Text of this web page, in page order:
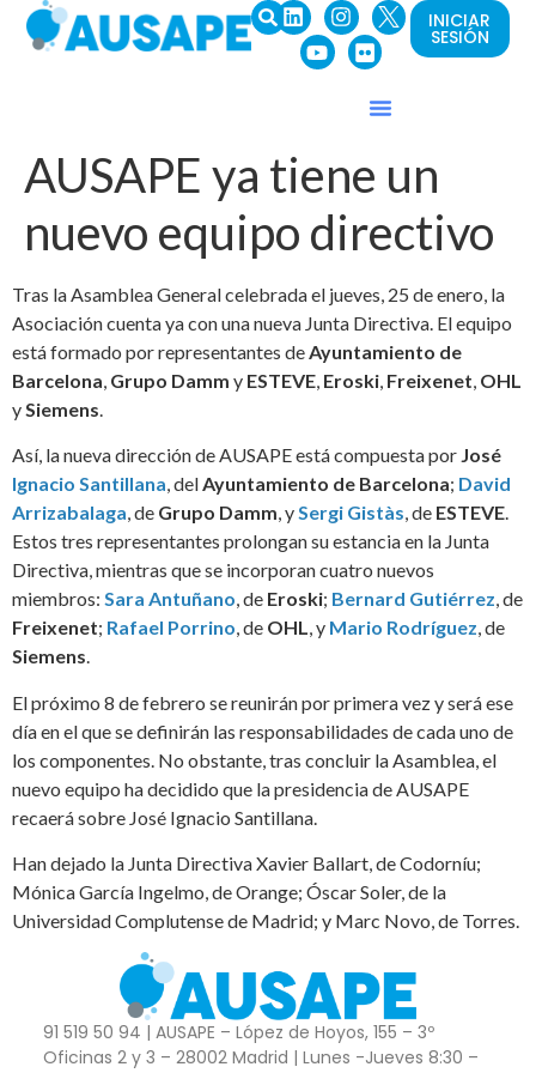
INICIAR
SESIÓN
AUSAPE ya tiene un
nuevo equipo directivo
Tras la Asamblea General celebrada el jueves, 25 de enero, la
Asociación cuenta ya con una nueva Junta Directiva. El equipo
está formado por representantes de Ayuntamiento de
Barcelona Grupo Damm y ESTEVE Eroski Freixenet OHL
y Siemens
Así, la nueva dirección de AUSAPE está compuesta por José
Ignacio Santillana, delAyuntamiento de Barcelona; David
Arrizabalaga, de Grupo Damm, ySergi Gistàs, de ESTEVE.
Estos tres representantes prolongan su estancia en la Junta
Directiva, mientras que se incorporan cuatro nuevos
miembros: Sara Antuñano, de Eroski; Bernard Gutiérrez, de
Freixenet; Rafael Porrino, de OHL, y Mario Rodríguez, de
Siemens.
El próximo 8 de febrero se reunirán por primera vez y será ese
día en el que se definirán las responsabilidades de cada uno de
los componentes. No obstante, tras concluir la Asamblea, el
nuevo equipo ha decidido que la presidencia de AUSAPE
recaerá sobre José Ignacio Santillana.
Han dejado la Junta Directiva Xavier Ballart, de Codorníu;
Mónica García Ingelmo, de Orange; Óscar Soler, de la
Universidad Complutense de Madrid; y Marc Novo, de Torres.
91 519 50 94 | AUSAPE – López de Hoyos, 155 – 3º
Oficinas 2 y 3 – 28002 Madrid | Lunes -Jueves 8:30 –